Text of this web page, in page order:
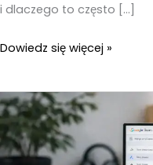
i dlaczego to często […]
10%
90%
efektu
porządku
–
Dowiedz się więcej »